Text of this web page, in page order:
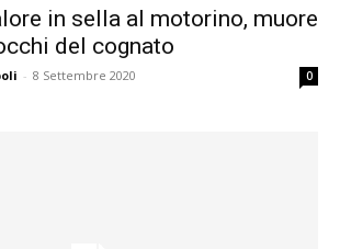
in sella al motorino, muore
del cognato
- 8 Settembre 2020 0